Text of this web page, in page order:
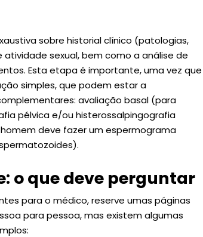
sobre historial clínico (patologias,
sexual, bem como a análise de
Esta etapa é importante, uma vez que
simples, que podem estar a
avaliação basal (para
pélvica e/ou histerossalpingografia
deve fazer um espermograma
o que deve perguntar
para o médico, reserve umas páginas
para pessoa, mas existem algumas